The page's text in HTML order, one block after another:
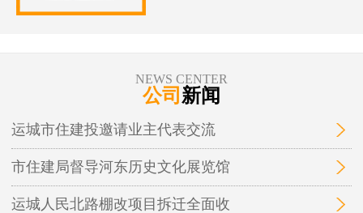
资建设项目融资实施平台，
为保障性安居工程和城市基
运城市中心城区棚户区改
造、城中村改造等保障性安
居工程及市政基础设施、地
下管廊开发建设和投融资业
务。
NEWS CENTER
公司 新闻
运城市住建投邀请业主代表交流
市住建局督导河东历史文化展览馆
运城人民北路棚改项目拆迁全面收